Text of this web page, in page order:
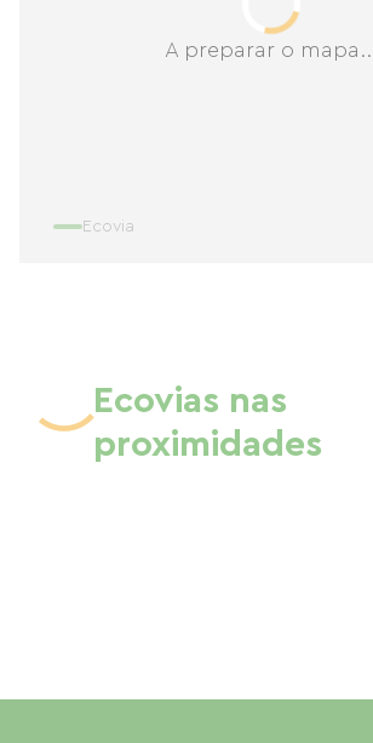
A preparar o mapa...
Ecovia
Ecovias nas
proximidades